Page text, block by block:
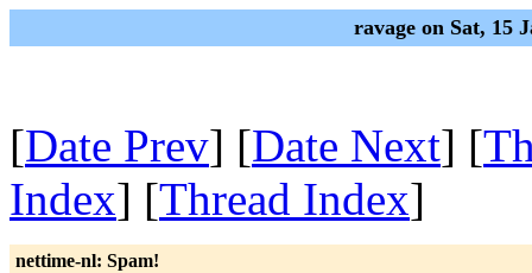
ravage on Sat, 15
[Date Prev] [Date Next] [
Index] [Thread Index]
nettime-nl: Spam!